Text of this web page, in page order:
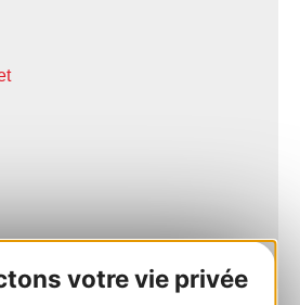
votre vie privée